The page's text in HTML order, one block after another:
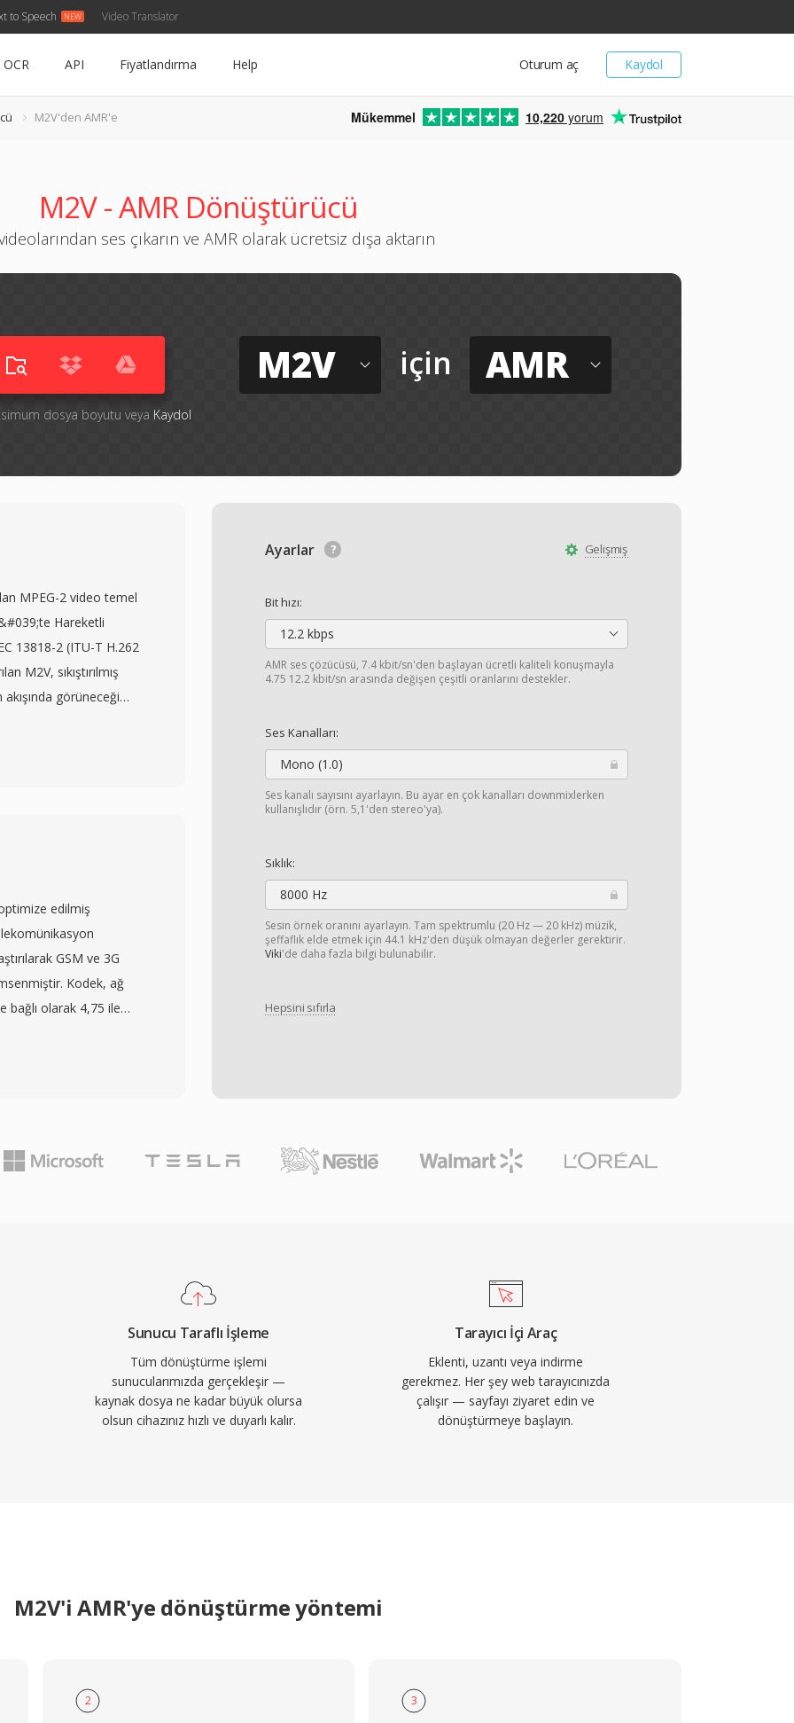
to Speech Video Translator
Kaydol
Oturum aç
OCR API Fiyatlandırma Help
M2V'den AMR'e Mükemmel 10,220 yorum
M2V - AMR Dönüştürücü
ses çıkarın ve AMR olarak ücretsiz dışa aktarın
dosya boyutu veya Kaydol
M2V için AMR
Gelişmiş
Ayarlar
Bit hızı:
12.2 kbps
AMR ses çözücüsü, 7.4 kbit/sn'den başlayan ücretli kaliteli konuşmayla
4.75 12.2 kbit/sn arasında değişen çeşitli oranlarını destekler.
Ses Kanalları:
Mono (1.0)
Ses kanalı sayısını ayarlayın. Bu ayar en çok kanalları downmixlerken
kullanışlıdır (örn. 5,1'den stereo'ya).
Sıklık:
8000 Hz
Sesin örnek oranını ayarlayın. Tam spektrumlu (20 Hz — 20 kHz) müzik,
şeffaflık elde etmek için 44.1 kHz'den düşük olmayan değerler gerektirir.
Viki'de daha fazla bilgi bulunabilir.
Hepsini sıfırla
MPEG-2 video temel
Hareketli
13818-2 (ITU-T H.262
M2V, sıkıştırılmış
görüneceği
olarak —
tarama modlarını
kadar uzanır. Hem
kullanımı,
arasında etkili bir
— ses veya
oynatma için ayrı
yazılımları
edilmiş
GSM ve 3G
Kodek, ağ
bağlı olarak 4,75 ile
olarak geçiş
avantajı
dakikalık AMR sesi
dar bant genişliği (300-
da zorlu ağ
başarı gösterir.
Sunucu Taraflı İşleme
Tüm dönüştürme işlemi
sunucularımızda gerçekleşir —
kaynak dosya ne kadar büyük olursa
olsun cihazınız hızlı ve duyarlı kalır.
Tarayıcı İçi Araç
Eklenti, uzantı veya indirme
gerekmez. Her şey web tarayıcınızda
çalışır — sayfayı ziyaret edin ve
dönüştürmeye başlayın.
M2V'i AMR'ye dönüştürme yöntemi
2 3